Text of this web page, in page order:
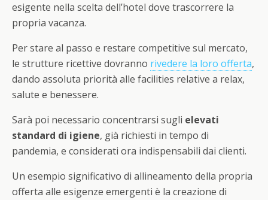
esigente nella scelta dell’hotel dove trascorrere la
propria vacanza.
Per stare al passo e restare competitive sul mercato,
le strutture ricettive dovranno rivedere la loro offerta,
dando assoluta priorità alle facilities relative a relax,
salute e benessere.
Sarà poi necessario concentrarsi sugli elevati
standard di igiene, già richiesti in tempo di
pandemia, e considerati ora indispensabili dai clienti.
Un esempio significativo di allineamento della propria
offerta alle esigenze emergenti è la creazione di